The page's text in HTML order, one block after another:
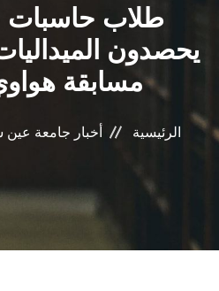
طلاب
يحصدون
مسابقة
الرئيسية أخبار جامعة